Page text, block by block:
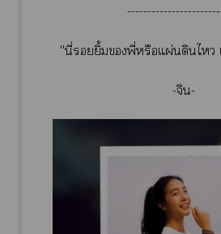
"นี่ยิ้มพี่หรือแผ่นดินไ
-จิน-